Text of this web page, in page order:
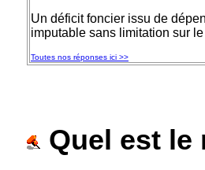
Un déficit foncier issu de
imputable sans limitation sur
Toutes nos réponses ici >>
Quel est le